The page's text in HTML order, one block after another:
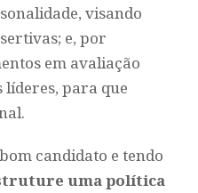
visando
e, por
em avaliação
líderes, para que
candidato e tendo
uma política